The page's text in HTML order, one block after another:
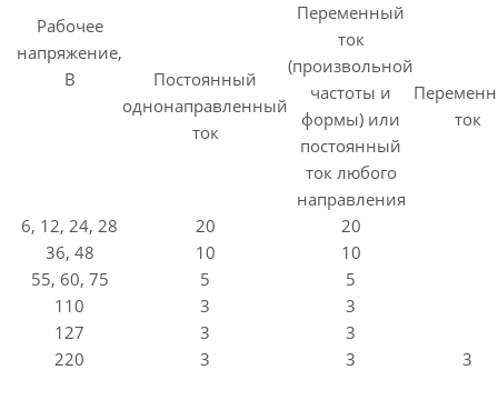
Рабочее
напряжение,
В
Постоянный
однонаправленный
ток
Переменный
ток
(произвольной
частоты и
формы) или
постоянный
ток любого
направления
ток
6, 12, 24, 28 20
20
36, 48
10
10
55, 60, 75
5
5
110
3
3
127
3
3
220
3 3 3